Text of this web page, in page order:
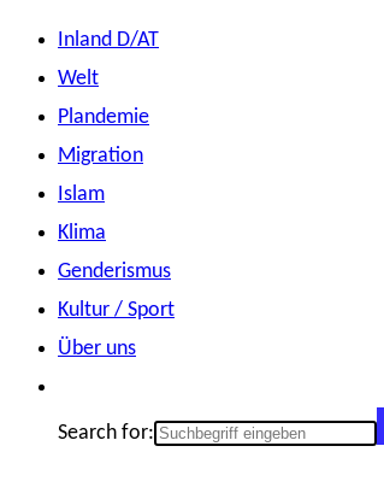
Zum
Inhalt
springen
Inland D/AT
Welt
Plandemie
Migration
Islam
Klima
Genderismus
Kultur / Sport
Über uns
Search for: